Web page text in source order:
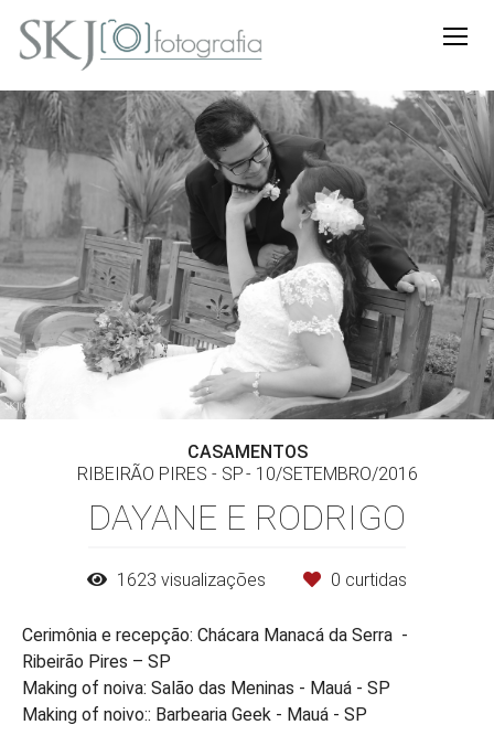
CASAMENTOS
RIBEIRÃO PIRES - SP
10/SETEMBRO/2016
DAYANE E RODRIGO
1623 visualizações 0 curtidas
Cerimônia e recepção: Chácara Manacá da Serra -
Ribeirão Pires – SP
Making of noiva: Salão das Meninas - Mauá - SP
Making of noivo:: Barbearia Geek - Mauá - SP